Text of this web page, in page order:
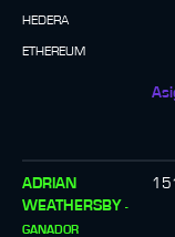
HEDERA
ETHEREUM
ADRIAN
WEATHERSBY -
GANADOR